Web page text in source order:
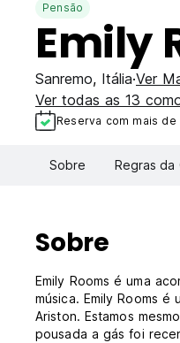
Pensão
Emily
Sanremo, Itália Ver
Ver todas as 13
Reserva com mais
Sobre Regras da
Sobre
Emily Rooms é uma
música. Emily Rooms
Ariston. Estamos
pousada a gás foi